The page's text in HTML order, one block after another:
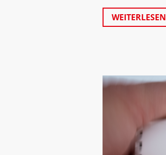
WEITERLESEN